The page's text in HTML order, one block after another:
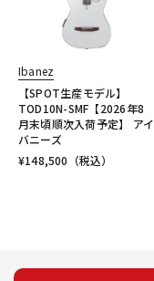
Ibanez
【SPOT生産モデル】
TOD10N-SMF【2026年8
月末頃順次入荷予定】 アイ
バニーズ
¥148,500 （税込）